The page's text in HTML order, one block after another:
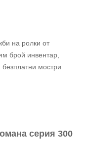
на ролки от
брой инвентар,
мостри
серия 300